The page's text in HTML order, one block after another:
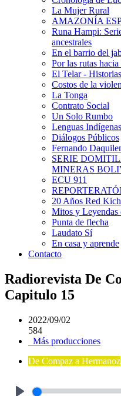
La Mujer Rural
AMAZONÍA
Runa Hampi:
ancestrales
En el barrio del
Por las rutas
El Telar -
Costos de la
La Tonga
Contrato Social
Un Solo Rumbo
Lenguas Indígenas
Diálogos Públicos
Fernando
SERIE
MINERAS
ECU 911
20 Años Red
Mitos y Leyendas
Punta de flecha
Laudato Sí
En casa y aprende
Contacto
Radiorevista De
Capitulo 15
2022/09/02
584
Más producciones
De Compaz a Hermanoz